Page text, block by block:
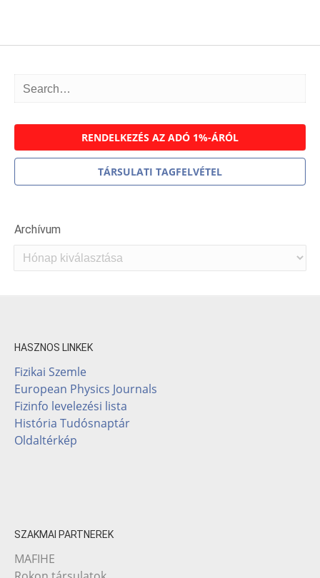
RENDELKEZÉS AZ ADÓ 1%-ÁRÓL
TÁRSULATI TAGFELVÉTEL
Archívum
Archívum
HASZNOS LINKEK
Fizikai Szemle
European Physics Journals
Fizinfo levelezési lista
História Tudósnaptár
Oldaltérkép
SZAKMAI PARTNEREK
MAFIHE